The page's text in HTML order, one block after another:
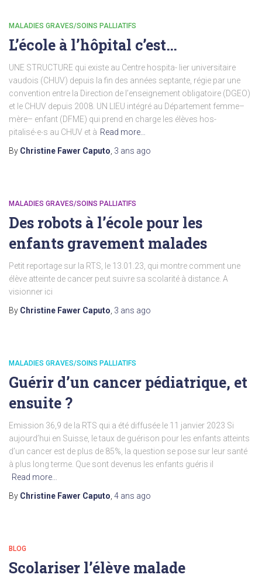
MALADIES GRAVES/SOINS PALLIATIFS
L’école à l’hôpital c’est…
UNE STRUCTURE qui existe au Centre hospita- lier universitaire
vaudois (CHUV) depuis la fin des années septante, régie par une
convention entre la Direction de l’enseignement obligatoire (DGEO)
et le CHUV depuis 2008. UN LIEU intégré au Département femme–
mère– enfant (DFME) qui prend en charge les élèves hos-
pitalisé∙e∙s au CHUV et à Read more…
By Christine Fawer Caputo 3 ans ago
MALADIES GRAVES/SOINS PALLIATIFS
Des robots à l’école pour les
enfants gravement malades
Petit reportage sur la RTS, le 13.01.23, qui montre comment une
élève atteinte de cancer peut suivre sa scolarité à distance. A
visionner ici
By Christine Fawer Caputo 3 ans ago
MALADIES GRAVES/SOINS PALLIATIFS
Guérir d’un cancer pédiatrique, et
ensuite ?
Emission 36,9 de la RTS qui a été diffusée le 11 janvier 2023 Si
aujourd’hui en Suisse, le taux de guérison pour les enfants atteints
d’un cancer est de plus de 85%, la question se pose sur leur santé
à plus long terme. Que sont devenus les enfants guéris il
Read more…
By Christine Fawer Caputo 4 ans ago
BLOG
Scolariser l’élève malade